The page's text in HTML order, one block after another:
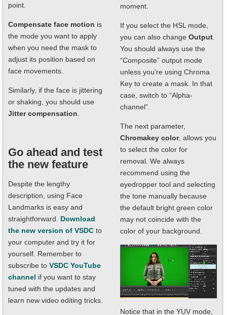
point.
Compensate face motion is
the mode you want to apply
when you need the mask to
adjust its position based on
face movements.
Similarly, if the face is jittering
or shaking, you should use
Jitter compensation
Go ahead and test
the new feature
Despite the lengthy
description, using Face
Landmarks is easy and
straightforward. Download
the new version of VSDC to
your computer and try it for
yourself. Remember to
subscribe to VSDC YouTube
channel if you want to stay
tuned with the updates and
learn new video editing tricks.
moment.
If you select the HSL mode,
you can also changeOutput
You should always use the
“Composite” output mode
unless you’re using Chroma
Key to create a mask. In that
case, switch to “Alpha-
channel”.
The next parameter,
Chromakey color, allows you
to select the color for
removal. We always
recommend using the
eyedropper tool and selecting
the tone manually because
the default bright green color
may not coincide with the
color of your background.
Notice that in the YUV mode,